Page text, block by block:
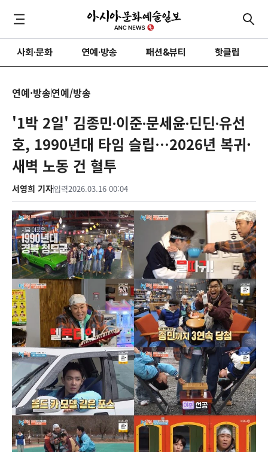
사회·문화 연예·방송 패션&뷰티 핫클립
연예·방송연예/방송
'1박 2일' 김종민∙이준∙문세윤∙딘딘∙유선
호, 1990년대 타임 슬립…2026년 복귀·
새벽 노동 건 혈투
서영희 기자입력2026.03.16 00:04